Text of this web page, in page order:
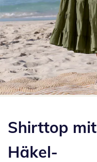
Shirttop mit
Häkel-